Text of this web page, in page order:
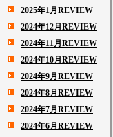
2025年1月REVIEW
2024年12月REVIEW
2024年11月REVIEW
2024年10月REVIEW
2024年9月REVIEW
2024年8月REVIEW
2024年7月REVIEW
2024年6月REVIEW